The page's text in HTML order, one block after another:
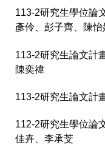
113-2研究生學位論
彥伶、彭子齊、陳怡
113-2研究生論文計
陳奕禕
113-2研究生論文計
112-2研究生學位論
佳卉、李承芠